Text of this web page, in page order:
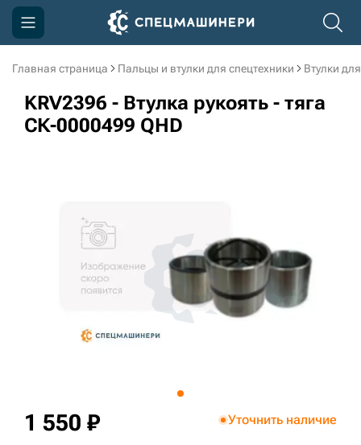
Главная страница Пальцы и втулки для спецтехники Втулки
KRV2396 - Втулка рукоять - тяга
СК-0000499 QHD
1 550 ₽ Уточнить наличие
Компания
Акции
3D тур по производству
3D тур по складам
sksale@skdst.ru